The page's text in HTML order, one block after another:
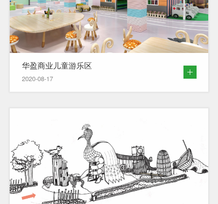
华盈商业儿童游乐区
2020-08-17